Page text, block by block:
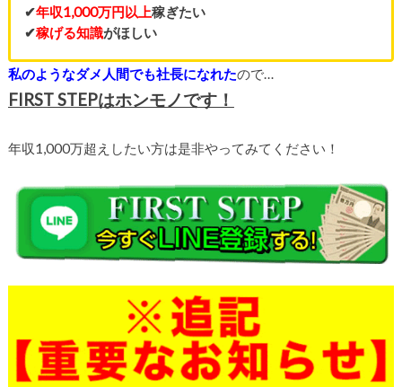
✔年収1,000万円以上稼ぎたい
✔稼げる知識がほしい
私のようなダメ人間でも社長になれたので…
FIRST STEPはホンモノです！
年収1,000万超えしたい方は是非やってみてください！